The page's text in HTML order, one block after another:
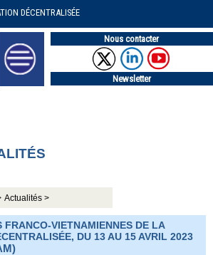
DÉCENTRALISÉE
Nous contacter
Newsletter
Actualités >
FRANCO-VIETNAMIENNES DE LA
DU 13 AU 15 AVRIL 2023